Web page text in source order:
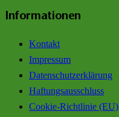
Informationen
Kontakt
Impressum
Datenschutzerklärung
Haftungsausschluss
Cookie-Richtlinie (EU)